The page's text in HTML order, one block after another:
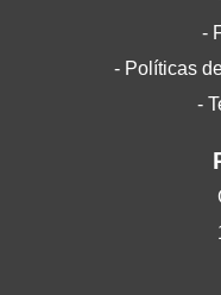
-
- Políticas
-